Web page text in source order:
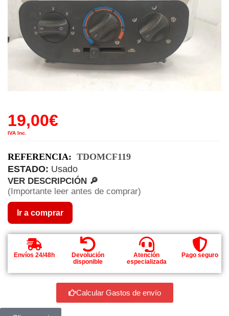
19,00€
IVA Inc.
REFERENCIA: TDOMCF119
ESTADO: Usado
VER DESCRIPCIÓN 🔎
(Importante leer antes de comprar)
Ir a comprar
Envíos 24/48h
Devolución
disponible
Atención
especializada
Pago seguro
Calcular Gastos de envío